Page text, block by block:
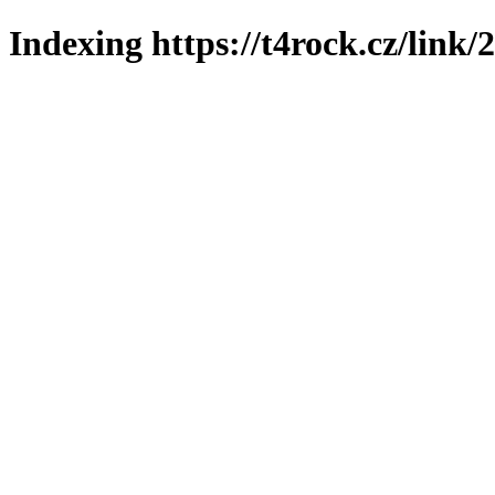
Indexing https://t4rock.cz/link/